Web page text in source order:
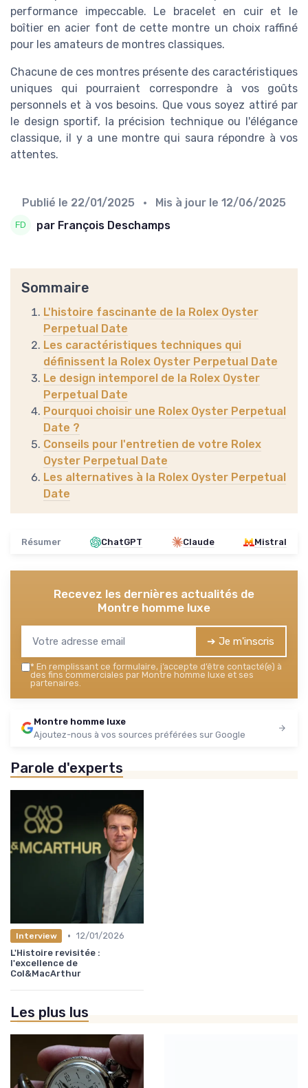
performance impeccable. Le bracelet en cuir et le
boîtier en acier font de cette montre un choix raffiné
pour les amateurs de montres classiques.
Chacune de ces montres présente des caractéristiques
uniques qui pourraient correspondre à vos goûts
personnels et à vos besoins. Que vous soyez attiré par
le design sportif, la précision technique ou l'élégance
classique, il y a une montre qui saura répondre à vos
attentes.
Publié le 22/01/2025 • Mis à jour le 12/06/2025
par François Deschamps
Sommaire
L'histoire fascinante de la Rolex Oyster
Perpetual Date
Les caractéristiques techniques qui
définissent la Rolex Oyster Perpetual Date
Le design intemporel de la Rolex Oyster
Perpetual Date
Pourquoi choisir une Rolex Oyster Perpetual
Date ?
Conseils pour l'entretien de votre Rolex
Oyster Perpetual Date
Les alternatives à la Rolex Oyster Perpetual
Date
Résumer ChatGPT Claude Mistral
Recevez les dernières actualités de
Montre homme luxe
➔ Je m'inscris
* En remplissant ce formulaire, j’accepte d’être contacté(e) à
des fins commerciales par Montre homme luxe et ses
partenaires.
Montre homme luxe
Ajoutez-nous à vos sources préférées sur Google
Parole d'experts
Interview • 12/01/2026
L'Histoire revisitée :
l'excellence de
Col&MacArthur
Les plus lus